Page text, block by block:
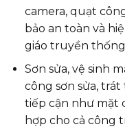
camera, quạt
bảo an toàn và
giáo truyền
Sơn sửa, vệ sinh
công sơn sửa,
tiếp cận như mặt
hợp cho cả công